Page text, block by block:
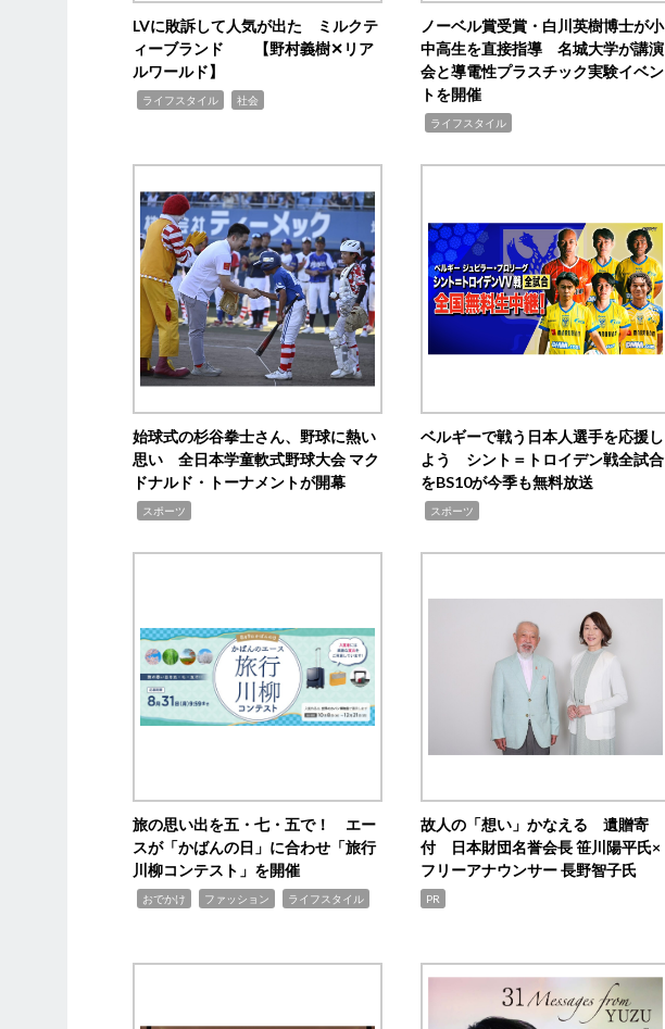
LVに敗訴して人気が出た ミルクテ
ィーブランド 【野村義樹✕リア
ルワールド】
ライフスタイル 社会
ノーベル賞受賞・白川英樹博士が小
中高生を直接指導 名城大学が講演
会と導電性プラスチック実験イベン
トを開催
ライフスタイル
始球式の杉谷拳士さん、野球に熱い
思い 全日本学童軟式野球大会 マク
ドナルド・トーナメントが開幕
スポーツ
ベルギーで戦う日本人選手を応援し
よう シント＝トロイデン戦全試合
をBS10が今季も無料放送
スポーツ
旅の思い出を五・七・五で！ エー
スが「かばんの日」に合わせ「旅行
川柳コンテスト」を開催
おでかけ ファッション ライフスタイル
故人の「想い」かなえる 遺贈寄
付 日本財団名誉会長 笹川陽平氏×
フリーアナウンサー 長野智子氏
PR